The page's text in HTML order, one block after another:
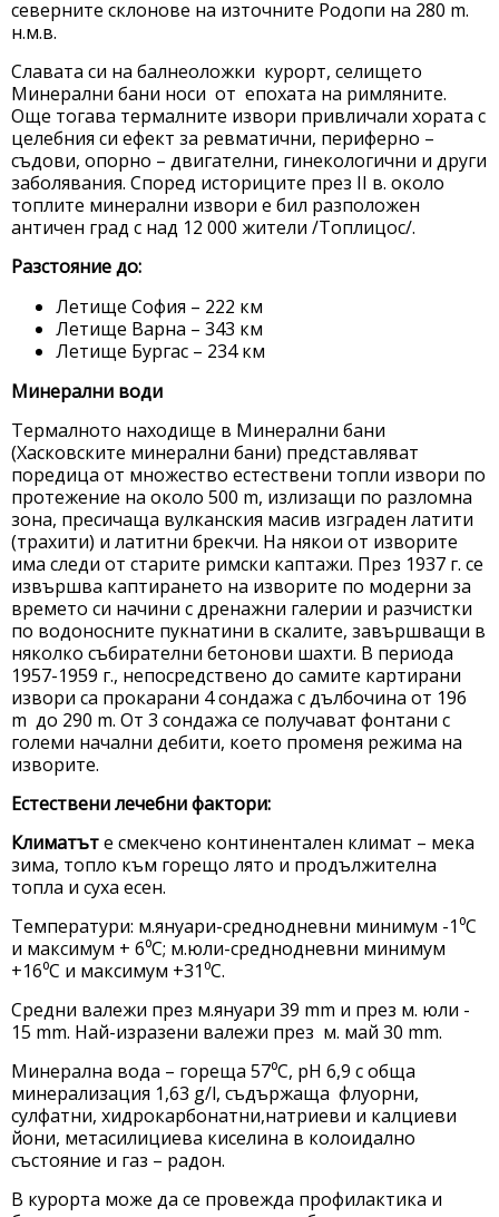
северните склонове на източните Родопи на 280 m.
н.м.в.
Славата си на балнеоложки курорт, селището
Минерални бани носи от епохата на римляните.
Още тогава термалните извори привличали хората с
целебния си ефект за ревматични, периферно –
съдови, опорно – двигателни, гинекологични и други
заболявания. Според историците през ІІ в. около
топлите минерални извори е бил разположен
античен град с над 12 000 жители /Топлицос/.
Разстояние до:
Летище София – 222 км
Летище Варна – 343 км
Летище Бургас – 234 км
Минерални води
Термалното находище в Минерални бани
(Хасковските минерални бани) представляват
поредица от множество естествени топли извори по
протежение на около 500 m, излизащи по разломна
зона, пресичаща вулканския масив изграден латити
(трахити) и латитни брекчи. На някои от изворите
има следи от старите римски каптажи. През 1937 г. се
извършва каптирането на изворите по модерни за
времето си начини с дренажни галерии и разчистки
по водоносните пукнатини в скалите, завършващи в
няколко събирателни бетонови шахти. В периода
1957-1959 г., непосредствено до самите картирани
извори са прокарани 4 сондажа с дълбочина от 196
m до 290 m. От 3 сондажа се получават фонтани с
големи начални дебити, което променя режима на
изворите.
Естествени лечебни фактори:
Климатъте смекчено континентален климат – мека
зима, топло към горещо лято и продължителна
топла и суха есен.
Температури: м.януари-среднодневни минимум -1⁰С
и максимум + 6⁰С; м.юли-среднодневни минимум
+16⁰С и максимум +31⁰С.
Средни валежи през м.януари 39 mm и през м. юли -
15 mm. Най-изразени валежи през м. май 30 mm.
Минерална вода – гореща 57⁰С, рН 6,9 с обща
минерализация 1,63 g/l, съдържаща флуорни,
сулфатни, хидрокарбонатни,натриеви и калциеви
йони, метасилициева киселина в колоидално
състояние и газ – радон.
В курорта може да се провежда профилактика и